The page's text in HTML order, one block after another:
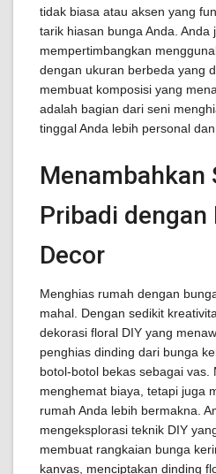
tidak biasa atau aksen yang
tarik hiasan bunga Anda. Anda
mempertimbangkan
dengan ukuran berbeda yang
membuat komposisi yang
adalah bagian dari seni
tinggal Anda lebih personal
Menambahkan
Pribadi dengan
Decor
Menghias rumah dengan
mahal. Dengan sedikit
dekorasi floral DIY yang
penghias dinding dari bunga
botol-botol bekas sebagai vas.
menghemat biaya, tetapi juga
rumah Anda lebih bermakna.
mengeksplorasi teknik DIY
membuat rangkaian bunga
kanvas, menciptakan dinding